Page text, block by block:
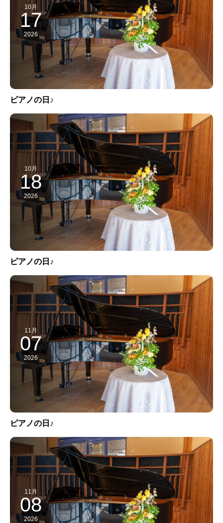
10月
17
2026
ピアノの日♪
10月
18
2026
ピアノの日♪
11月
07
2026
ピアノの日♪
11月
08
2026